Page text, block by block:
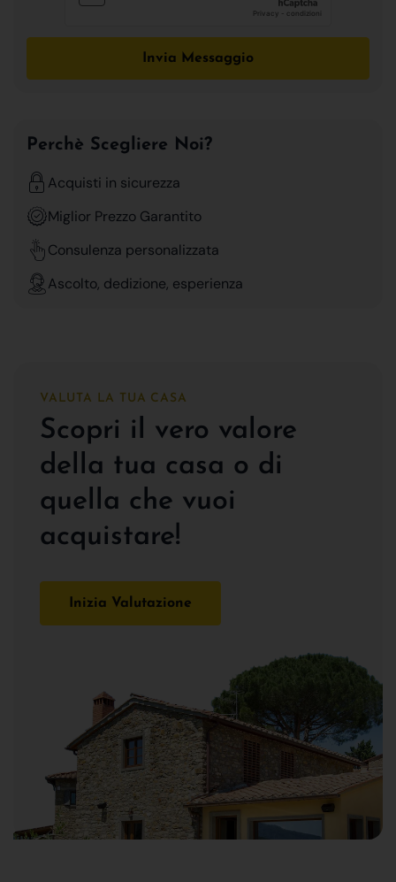
Invia Messaggio
Perchè Scegliere Noi?
Acquisti in sicurezza
Miglior Prezzo Garantito
Consulenza personalizzata
Ascolto, dedizione, esperienza
VALUTA LA TUA CASA
Scopri il vero valore
della tua casa o di
quella che vuoi
acquistare!
Inizia Valutazione